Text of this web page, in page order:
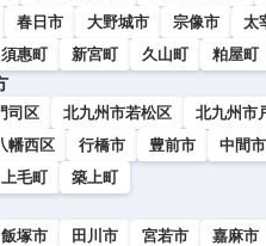
春日市 大野城市 宗像市 太
須惠町 新宮町 久山町 粕屋町
司区 北九州市若松区 北九州市
幡西区
行橋市 豊前市 中間市
上毛町 築上町
飯塚市 田川市 宮若市 嘉麻市